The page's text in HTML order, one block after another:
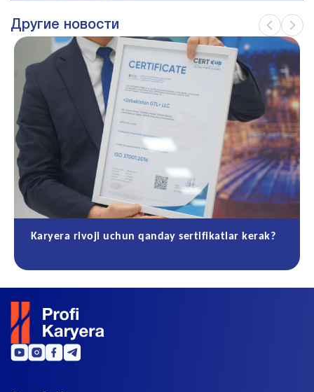
Другие новости
Karyera rivoji uchun qanday sertifikatlar kerak?